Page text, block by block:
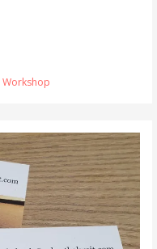
Workshop